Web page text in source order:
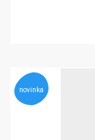
novinka